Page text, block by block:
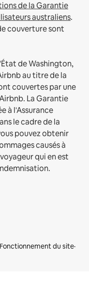
de la Garantie
australiens.
couverture sont
de Washington,
au titre de la
couvertes par une
La Garantie
à l'Assurance
le cadre de la
pouvez obtenir
causés à
qui en est
Fonctionnement du site·